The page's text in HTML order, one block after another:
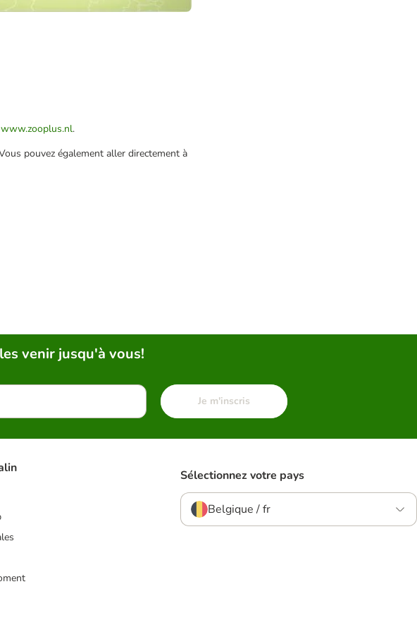
www.zooplus.nl.
pouvez également aller directement à
venir jusqu'à vous!
Je m'inscris
Sélectionnez votre pays
Belgique / fr